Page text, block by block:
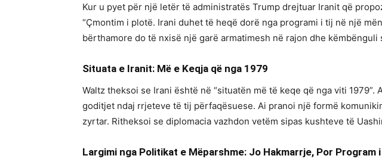
Kur u pyet për një letër të administratës Trump drejtuar Iranit që
“Çmontim i plotë. Irani duhet të heqë dorë nga programi i tij në një
bërthamore do të nxisë një garë armatimesh në rajon dhe këmbënguli
Situata e Iranit: Më e Keqja që nga 1979
Waltz theksoi se Irani është në “situatën më të keqe që nga viti
goditjet ndaj rrjeteve të tij përfaqësuese. Ai pranoi një formë
zyrtar. Ritheksoi se diplomacia vazhdon vetëm sipas kushteve të
Largimi nga Politikat e Mëparshme: Jo Hakmarrje, Por Program